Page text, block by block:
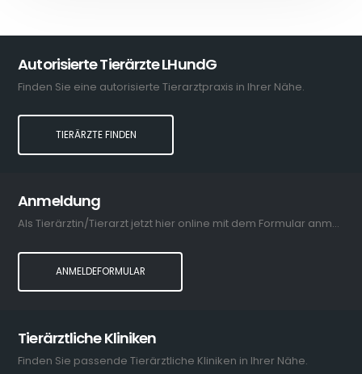
Autorisierte Tierärzte LHundG
Finden Sie eine autorisierte Tierarztpraxis in Ihrer Nähe.
TIERÄRZTE FINDEN
Anmeldung
Als Tierärztin/Tierarzt jetzt hier online mit dem Formular anmelden.
ANMELDEFORMULAR
Tierärztliche Kliniken
Finden Sie passende Tierärztliche Kliniken in Ihrer Nähe.